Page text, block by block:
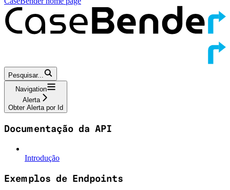
Pesquisar...
Navigation
Alerta
Obter Alerta por Id
Documentação da API
Introdução
Exemplos de Endpoints